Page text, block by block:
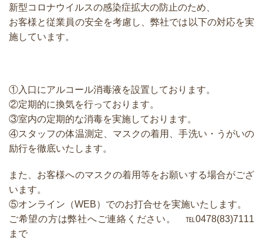
新型コロナウイルスの感染症拡大の防止のため、
お客様と従業員の安全を考慮し、弊社では以下の対応を実
施しています。
①入口にアルコール消毒液を設置しております。
②定期的に換気を行っております。
③室内の定期的な消毒を実施しております。
④スタッフの体温測定、マスクの着用、手洗い・うがいの
励行を徹底いたします。
また、お客様へのマスクの着用等をお願いする場合がござ
います。
⑤オンライン（WEB）でのお打合せを実施いたします。
ご希望の方は弊社へご連絡ください。 ℡0478(83)7111
まで